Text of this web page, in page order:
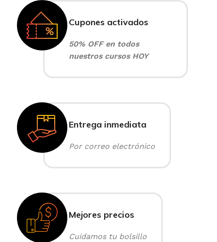
Cupones activados
50% OFF en todos
nuestros cursos HOY
Entrega inmediata
Por correo electrónico
Mejores precios
Cuidamos tu bolsillo